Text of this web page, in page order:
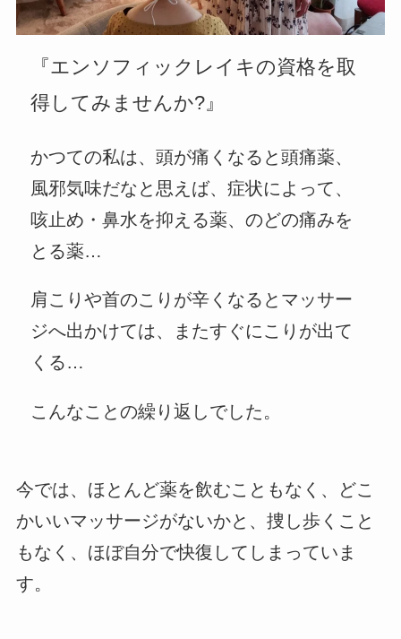
『エンソフィックレイキの資格を取
得してみませんか?』
かつての私は、頭が痛くなると頭痛薬、
風邪気味だなと思えば、症状によって、
咳止め・鼻水を抑える薬、のどの痛みを
とる薬…
肩こりや首のこりが辛くなるとマッサー
ジへ出かけては、またすぐにこりが出て
くる…
こんなことの繰り返しでした。
今では、ほとんど薬を飲むこともなく、どこ
かいいマッサージがないかと、捜し歩くこと
もなく、ほぼ自分で快復してしまっていま
す。